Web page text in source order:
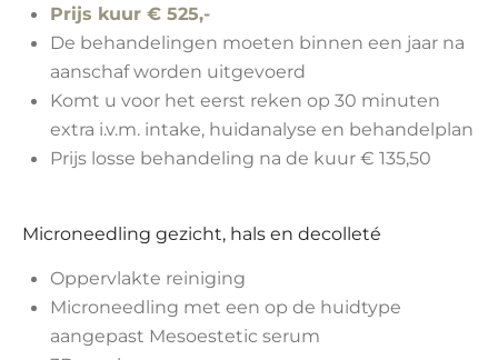
Prijs kuur € 525,-
De behandelingen moeten binnen een jaar na
aanschaf worden uitgevoerd
Komt u voor het eerst reken op 30 minuten
extra i.v.m. intake, huidanalyse en behandelplan
Prijs losse behandeling na de kuur € 135,50
Microneedling gezicht, hals en decolleté
Oppervlakte reiniging
Microneedling met een op de huidtype
aangepast Mesoestetic serum